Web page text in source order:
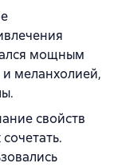
мощным
меланхолией,
свойств